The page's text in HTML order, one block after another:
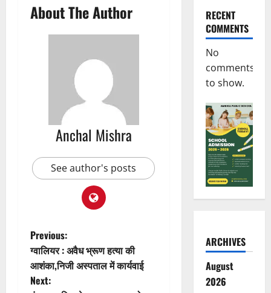
About The Author
Anchal Mishra
See author's posts
P
o
Previous:
ग्वालियर : अवैध भ्रूण हत्या की
आशंका,निजी अस्पताल में कार्यवाई
Next:
RECENT
COMMENTS
No
comments
to show.
ARCHIVES
August
2026